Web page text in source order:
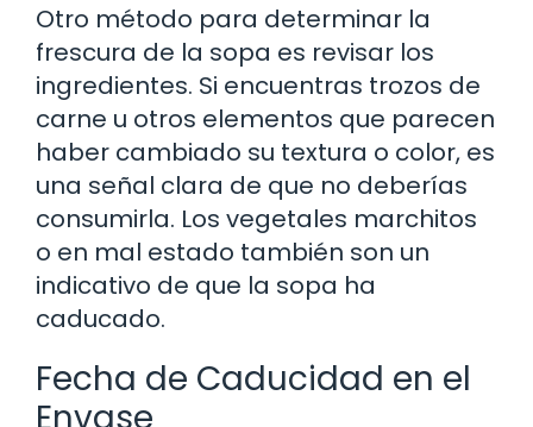
Otro método para determinar la
frescura de la sopa es revisar los
ingredientes. Si encuentras trozos de
carne u otros elementos que parecen
haber cambiado su textura o color, es
una señal clara de que no deberías
consumirla. Los vegetales marchitos
o en mal estado también son un
indicativo de que la sopa ha
caducado.
Fecha de Caducidad en el